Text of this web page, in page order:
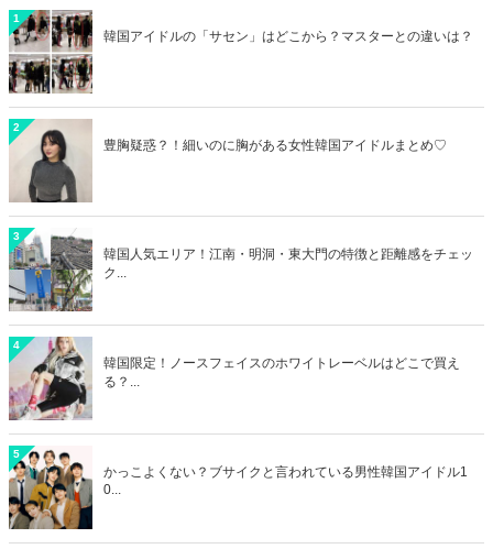
1
韓国アイドルの「サセン」はどこから？マスターとの違いは？
2
豊胸疑惑？！細いのに胸がある女性韓国アイドルまとめ♡
3
韓国人気エリア！江南・明洞・東大門の特徴と距離感をチェッ
ク...
4
韓国限定！ノースフェイスのホワイトレーベルはどこで買え
る？...
5
かっこよくない？ブサイクと言われている男性韓国アイドル1
0...